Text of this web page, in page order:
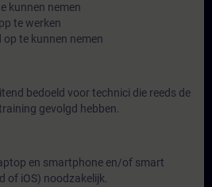
kunnen nemen
te werken
op te kunnen nemen
bedoeld voor technici die reeds de
gevolgd hebben.
en smartphone en/of smart
of iOS) noodzakelijk.